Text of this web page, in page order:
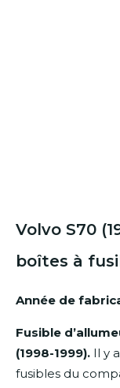
Volvo S70
boîtes à
Année de
Fusible
(1998-1999). Il y
fusibles du